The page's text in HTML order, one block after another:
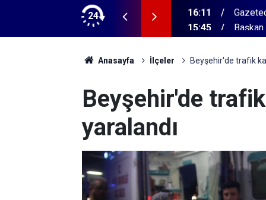
24
Kampüsü'ne ziyaret 15:45 Başkan
Anasayfa İlçeler Beyşehir'de trafik
Beyşehir'de
yaralandı